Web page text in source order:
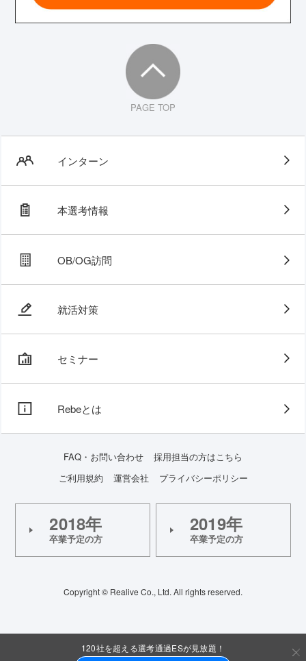
PAGE TOP
インターン
本選考情報
OB/OG訪問
就活対策
セミナー
Rebeとは
FAQ・お問い合わせ
採用担当の方はこちら
ご利用規約
運営会社 プライバシーポリシー
2018年
卒業予定の方
2019年
卒業予定の方
Copyright © Realive Co., Ltd. All rights reserved.
120社を超える選考通過ESが見放題！